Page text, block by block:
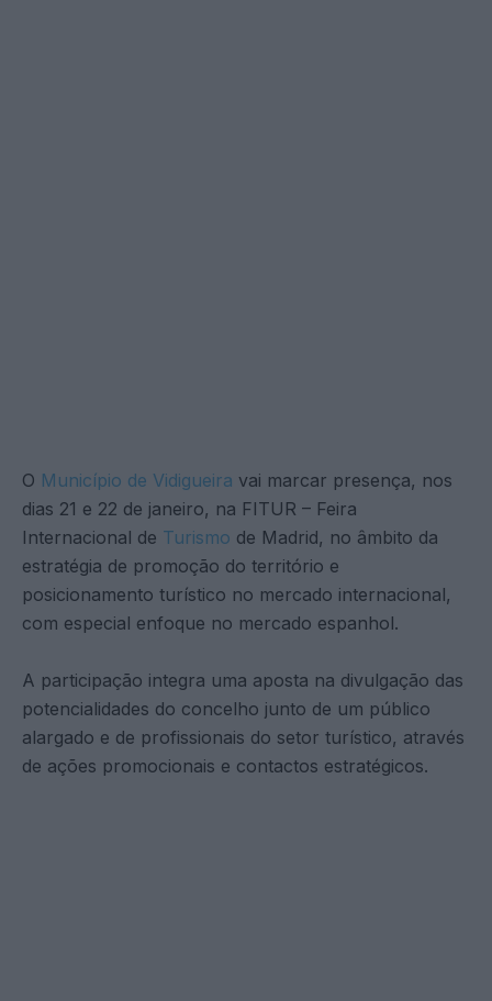
O Município de Vidigueira vai marcar presença, nos
dias 21 e 22 de janeiro, na FITUR – Feira
Internacional de Turismo de Madrid, no âmbito da
estratégia de promoção do território e
posicionamento turístico no mercado internacional,
com especial enfoque no mercado espanhol.
A participação integra uma aposta na divulgação das
potencialidades do concelho junto de um público
alargado e de profissionais do setor turístico, através
de ações promocionais e contactos estratégicos.